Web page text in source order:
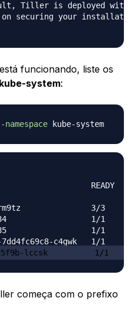
Tiller is deployed with
on securing your
funcionando, liste os
kube-system:
namespace
READY
rm9tz               3/3
5884                  1/1
5885                  1/1
lccsk          1/1
começa com o prefixo